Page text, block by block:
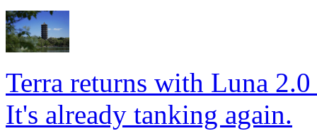
Terra returns with Luna
It's already tanking again.